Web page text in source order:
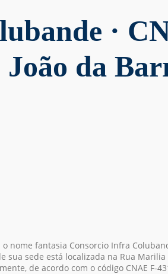
·
João da
nome fantasia Consorcio Infra
sede está localizada na Rua
de acordo com o código CNAE F-